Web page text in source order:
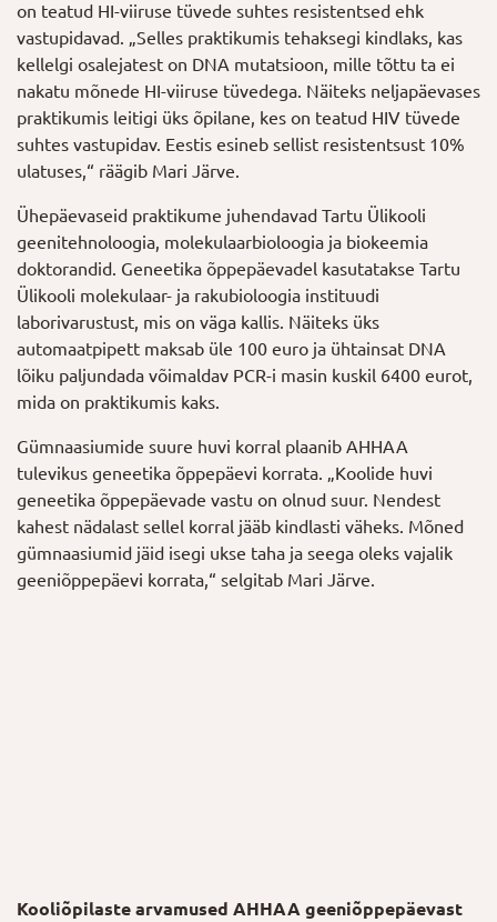
on teatud HI-viiruse tüvede suhtes resistentsed ehk
vastupidavad. „Selles praktikumis tehaksegi kindlaks, kas
kellelgi osalejatest on DNA mutatsioon, mille tõttu ta ei
nakatu mõnede HI-viiruse tüvedega. Näiteks neljapäevases
praktikumis leitigi üks õpilane, kes on teatud HIV tüvede
suhtes vastupidav. Eestis esineb sellist resistentsust 10%
ulatuses,“ räägib Mari Järve.
Ühepäevaseid praktikume juhendavad Tartu Ülikooli
geenitehnoloogia, molekulaarbioloogia ja biokeemia
doktorandid. Geneetika õppepäevadel kasutatakse Tartu
Ülikooli molekulaar- ja rakubioloogia instituudi
laborivarustust, mis on väga kallis. Näiteks üks
automaatpipett maksab üle 100 euro ja ühtainsat DNA
lõiku paljundada võimaldav PCR-i masin kuskil 6400 eurot,
mida on praktikumis kaks.
Gümnaasiumide suure huvi korral plaanib AHHAA
tulevikus geneetika õppepäevi korrata. „Koolide huvi
geneetika õppepäevade vastu on olnud suur. Nendest
kahest nädalast sellel korral jääb kindlasti väheks. Mõned
gümnaasiumid jäid isegi ukse taha ja seega oleks vajalik
geeniõppepäevi korrata,“ selgitab Mari Järve.
Kooliõpilaste arvamused AHHAA geeniõppepäevast